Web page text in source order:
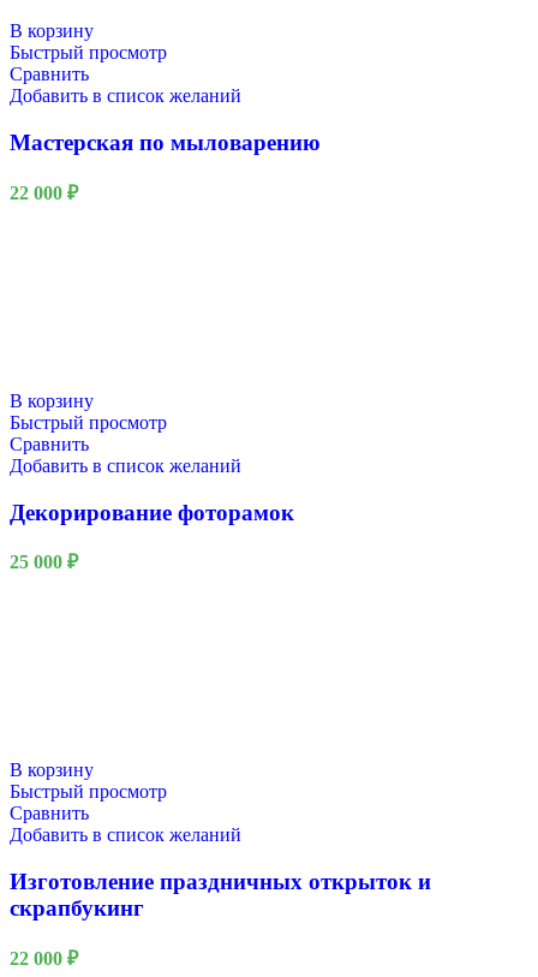
В корзину
Быстрый просмотр
Сравнить
Добавить в список желаний
Мастерская по мыловарению
22 000 ₽
В корзину
Быстрый просмотр
Сравнить
Добавить в список желаний
Декорирование фоторамок
25 000 ₽
В корзину
Быстрый просмотр
Сравнить
Добавить в список желаний
Изготовление праздничных открыток и
скрапбукинг
22 000 ₽